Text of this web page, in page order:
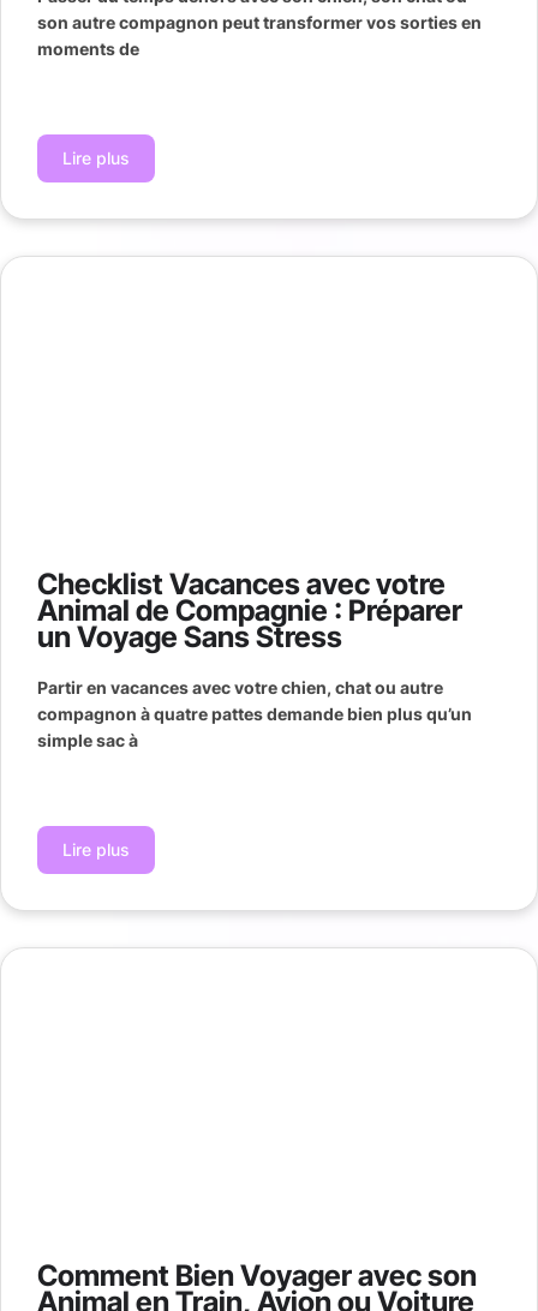
son autre compagnon peut transformer vos sorties en
moments de
Lire plus
Checklist Vacances avec votre
Animal de Compagnie : Préparer
un Voyage Sans Stress
Partir en vacances avec votre chien, chat ou autre
compagnon à quatre pattes demande bien plus qu’un
simple sac à
Lire plus
Comment Bien Voyager avec son
Animal en Train, Avion ou Voiture